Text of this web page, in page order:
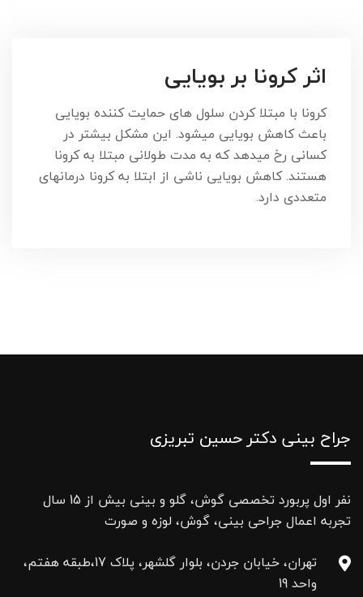
اثر کرونا بر بویایی
کرونا با مبتلا کردن سلول های حمایت کننده بویایی
باعث کاهش بویایی میشود. این مشکل بیشتر در
کسانی رخ میدهد که به مدت طولانی مبتلا به کرونا
هستند. کاهش بویایی ناشی از ابتلا به کرونا درمانهای
متعددی دارد.
جراح بینی دکتر حسین تبریزی
نفر اول پربورد تخصصی گوش، گلو و بینی بیش از 15 سال
تجربه اعمال جراحی بینی، گوش، لوزه و صورت
تهران، خیابان جردن، بلوار گلشهر، پلاک 17،طبقه هفتم،
واحد 19